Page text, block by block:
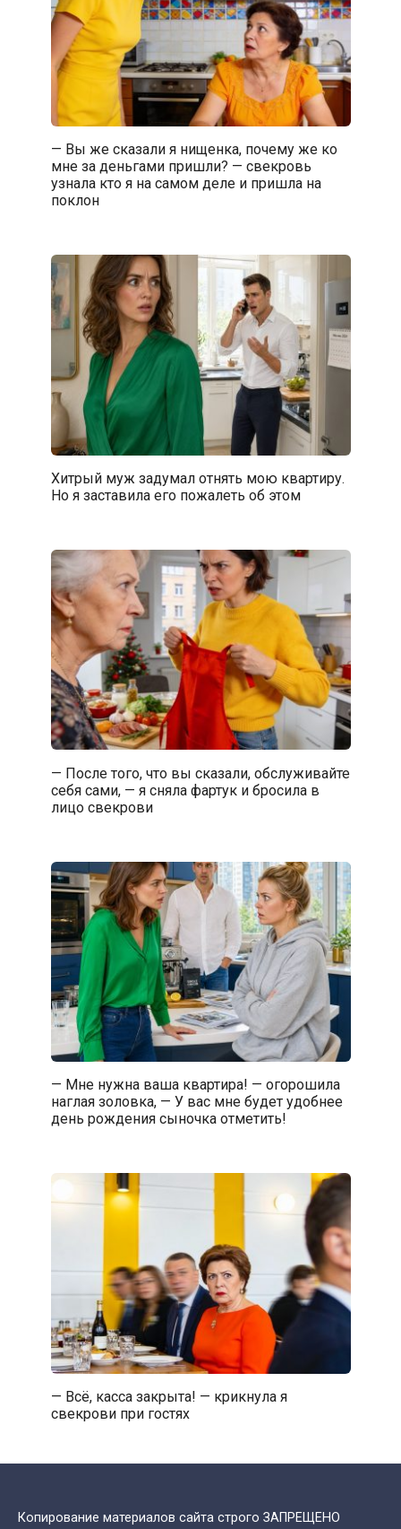
— Вы же сказали я нищенка, почему же ко
мне за деньгами пришли? — свекровь
узнала кто я на самом деле и пришла на
поклон
Хитрый муж задумал отнять мою квартиру.
Но я заставила его пожалеть об этом
— После того, что вы сказали, обслуживайте
себя сами, — я сняла фартук и бросила в
лицо свекрови
— Мне нужна ваша квартира! — огорошила
наглая золовка, — У вас мне будет удобнее
день рождения сыночка отметить!
— Всё, касса закрыта! — крикнула я
свекрови при гостях
Копирование материалов сайта строго ЗАПРЕЩЕНО